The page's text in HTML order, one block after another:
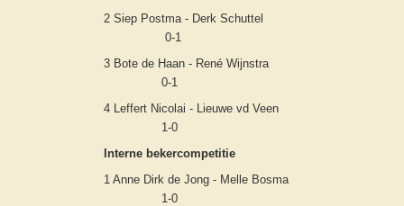
2 Siep Postma - Derk Schuttel
0-1
3 Bote de Haan - René Wijnstra
0-1
4 Leffert Nicolai - Lieuwe vd Veen
1-0
Interne bekercompetitie
1 Anne Dirk de Jong - Melle Bosma
1-0